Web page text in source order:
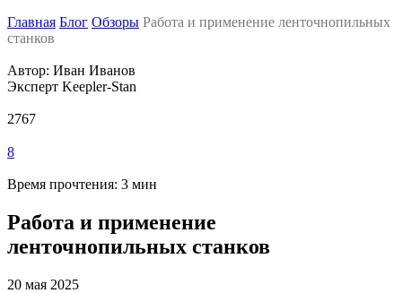
Главная Блог Обзоры Работа и применение ленточнопильных
станков
Автор: Иван Иванов
Эксперт Keepler-Stan
2767
8
Время прочтения: 3 мин
Работа и применение
ленточнопильных станков
20 мая 2025